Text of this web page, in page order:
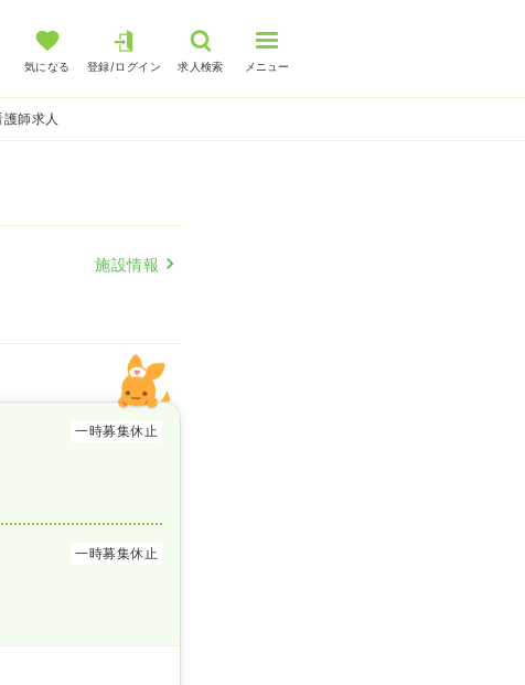
気になる 登録/ログイン 求人検索 メニュー
師求人
施設情報
一時募集休止
一時募集休止